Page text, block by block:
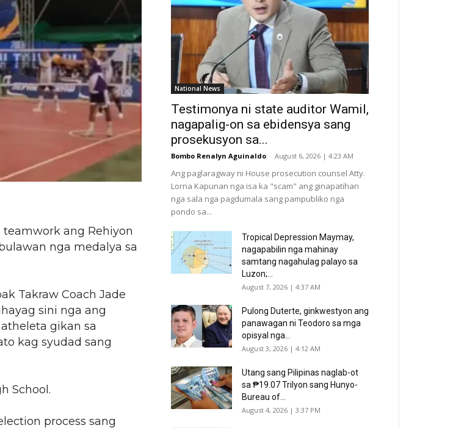
ang Rehiyon
nga medalya sa
Takraw Coach Jade
sini nga ang
gikan sa
kag syudad sang
School.
process sang
National News
Testimonya ni state auditor Wamil,
nagapalig-on sa ebidensya sang
prosekusyon sa...
Bombo Renalyn Aguinaldo - August 6, 2026 | 4:23 AM
Ang paglaragway ni House prosecution counsel Atty.
Lorna Kapunan nga isa ka "scam" ang ginapatihan
nga sala nga pagdumala sang pampubliko nga
pondo sa...
Tropical Depression Maymay,
nagapabilin nga mahinay
samtang nagahulag palayo sa
Luzon;...
August 7, 2026 | 4:37 AM
Pulong Duterte, ginkwestyon ang
panawagan ni Teodoro sa mga
opisyal nga...
August 3, 2026 | 4:12 AM
Utang sang Pilipinas naglab-ot
sa ₱19.07 Trilyon sang Hunyo-
Bureau of...
August 4, 2026 | 3:37 PM